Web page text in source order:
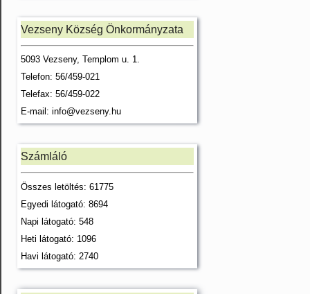
Vezseny Község Önkormányzata
5093 Vezseny, Templom u. 1.
Telefon: 56/459-021
Telefax: 56/459-022
E-mail: info@vezseny.hu
Számláló
Összes letöltés: 61775
Egyedi látogató: 8694
Napi látogató: 548
Heti látogató: 1096
Havi látogató: 2740